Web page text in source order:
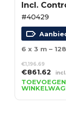
Incl.
#40429
€1,196.69
prijs
was:
€1,196.69.
€861.62
prijs
is: